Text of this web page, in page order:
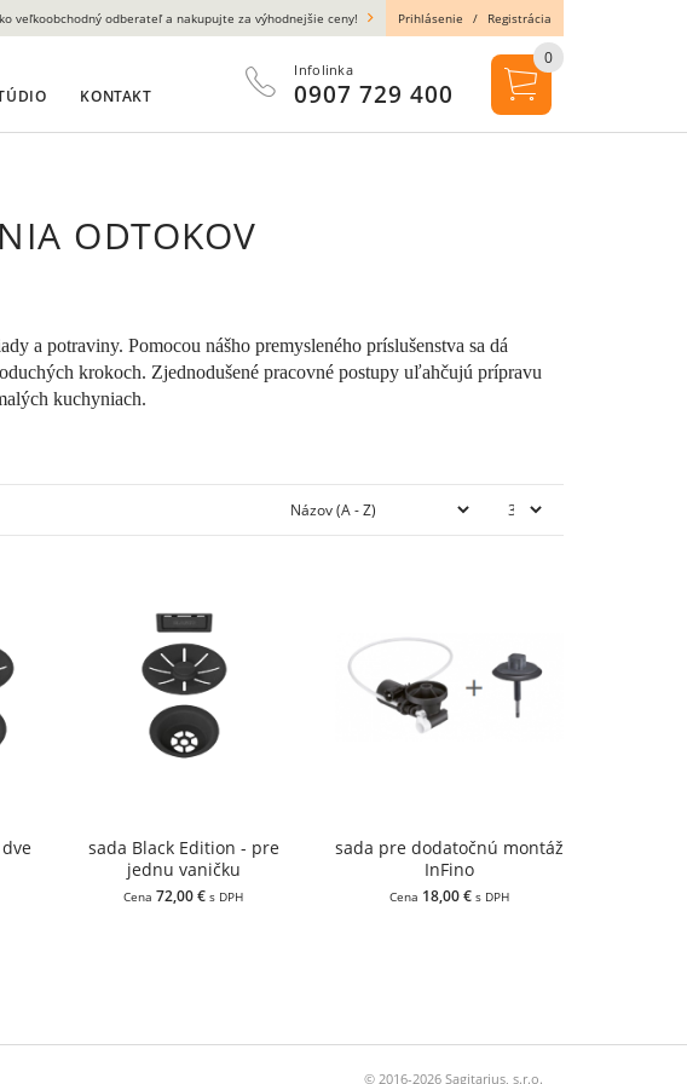
ODTOKOV
a potraviny. Pomocou nášho premysleného príslušenstva sa dá
krokoch. Zjednodušené pracovné postupy uľahčujú prípravu
kuchyniach.
sada Black Edition - pre
jednu vaničku
Cena72,00 €s DPH
sada pre dodatočnú montáž
InFino
Cena 18,00 € s DPH
© 2016-2026 Sagitarius, s.r.o.
veľkoobchodný odberateľ a nakupujte za výhodnejšie ceny! Prihlásenie / Registrácia
KONTAKT
Infolinka
0907 729 400
0